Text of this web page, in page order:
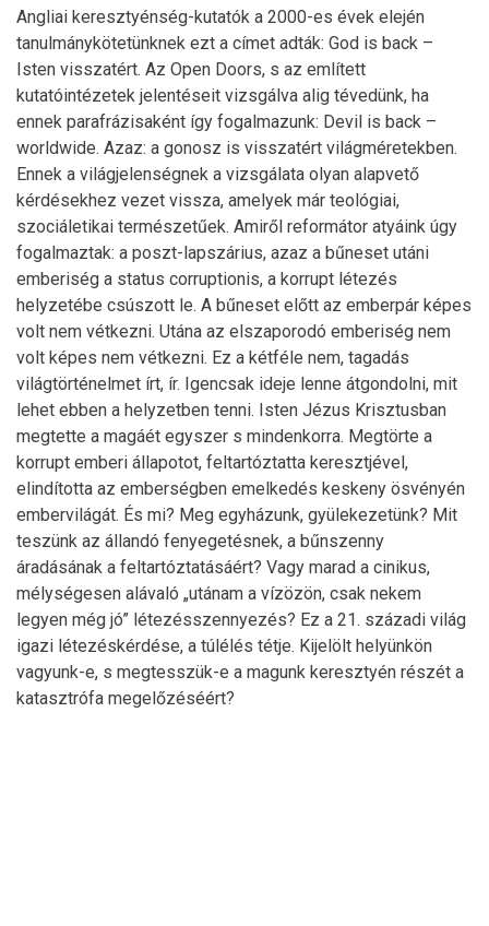
Angliai keresztyénség-kutatók a 2000-es évek elején
tanulmánykötetünknek ezt a címet adták: God is back –
Isten visszatért. Az Open Doors, s az említett
kutatóintézetek jelentéseit vizsgálva alig tévedünk, ha
ennek parafrázisaként így fogalmazunk: Devil is back –
worldwide. Azaz: a gonosz is visszatért világméretekben.
Ennek a világjelenségnek a vizsgálata olyan alapvető
kérdésekhez vezet vissza, amelyek már teológiai,
szociáletikai természetűek. Amiről reformátor atyáink úgy
fogalmaztak: a poszt-lapszárius, azaz a bűneset utáni
emberiség a status corruptionis, a korrupt létezés
helyzetébe csúszott le. A bűneset előtt az emberpár képes
volt nem vétkezni. Utána az elszaporodó emberiség nem
volt képes nem vétkezni. Ez a kétféle nem, tagadás
világtörténelmet írt, ír. Igencsak ideje lenne átgondolni, mit
lehet ebben a helyzetben tenni. Isten Jézus Krisztusban
megtette a magáét egyszer s mindenkorra. Megtörte a
korrupt emberi állapotot, feltartóztatta keresztjével,
elindította az emberségben emelkedés keskeny ösvényén
embervilágát. És mi? Meg egyházunk, gyülekezetünk? Mit
teszünk az állandó fenyegetésnek, a bűnszenny
áradásának a feltartóztatásáért? Vagy marad a cinikus,
mélységesen alávaló „utánam a vízözön, csak nekem
legyen még jó” létezésszennyezés? Ez a 21. századi világ
igazi létezéskérdése, a túlélés tétje. Kijelölt helyünkön
vagyunk-e, s megtesszük-e a magunk keresztyén részét a
katasztrófa megelőzéséért?